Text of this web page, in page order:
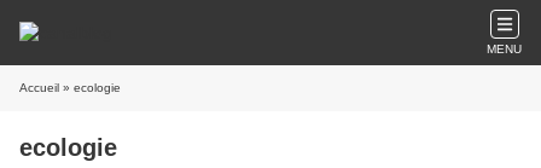
MENU
Accueil » ecologie
ecologie